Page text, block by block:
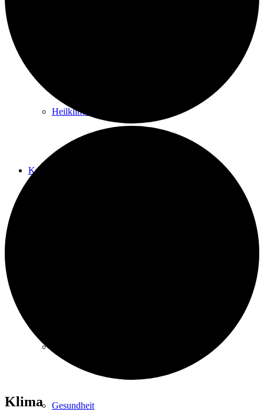
Heilklimaten
Kur & Tourismus
Gesundheit
Klima